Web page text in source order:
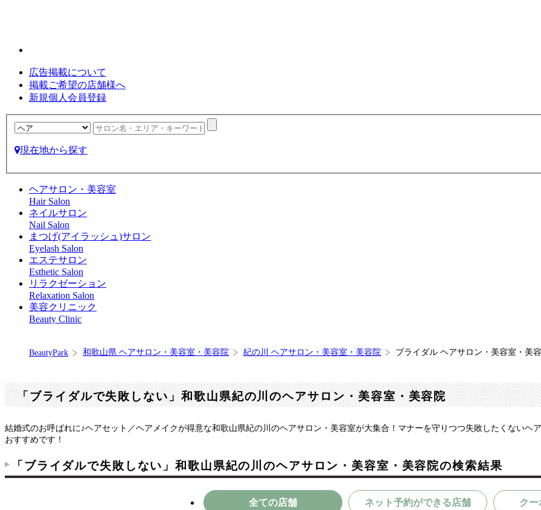
広告掲載について
掲載ご希望の店舗様へ
新規個人会員登録
現在地から探す
ヘアサロン・美容室
Hair Salon
ネイルサロン
Nail Salon
まつげ(アイラッシュ)サロン
Eyelash Salon
エステサロン
Esthetic Salon
リラクゼーション
Relaxation Salon
美容クリニック
Beauty Clinic
BeautyPark 和歌山県 ヘアサロン・美容室・美容院 紀の川 ヘアサロン・美容室・美容院 ブライダル ヘアサロン・美容室・美
「ブライダルで失敗しない」和歌山県紀の川のヘアサロン・美容室・美容院
結婚式のお呼ばれに♪ヘアセット／ヘアメイクが得意な和歌山県紀の川のヘアサロン・美容室が大集合！マナーを守りつつ失敗したくない
おすすめです！
「ブライダルで失敗しない」和歌山県紀の川のヘアサロン・美容室・美容院の検索結果
全ての店舗 ネット予約ができる店舗 クー